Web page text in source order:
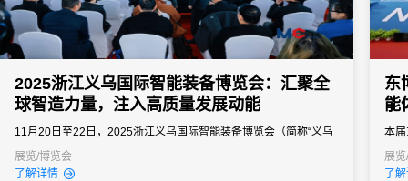
2025浙江义乌国际智能装备博览会：汇聚全
球智造力量，注入高质量发展动能
11月20日至22日，2025浙江义乌国际智能装备博览会（简称“义乌
装博会”）在义乌国际博览中心盛大举办并圆满落幕。作为浙江省唯
一由省级单位主办的装备类综合性展会，本届盛会以开放创新姿态
展览/博览会
了解详情
东
能
本
云
体
展
了